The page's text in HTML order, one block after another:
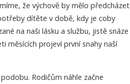
že výchově by mělo předcházet
dítěte v době, kdy je coby
na naši lásku a službu, jistě snáze
měsících projeví první snahy naší
Rodičům náhle začne